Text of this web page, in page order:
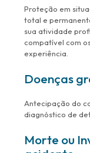
Proteção em
total e
sua atividade
compatível com
experiência.
Doenças
Antecipação do
diagnóstico de
Morte ou